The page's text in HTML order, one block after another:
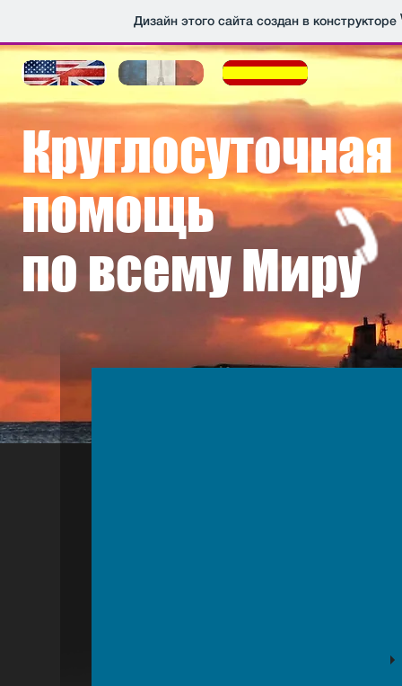
Дизайн этого сайта создан в конструкторе
Круглосуточная
​помощь
по всему Миру
Телемедицинские технологии, новейшие гаджеты